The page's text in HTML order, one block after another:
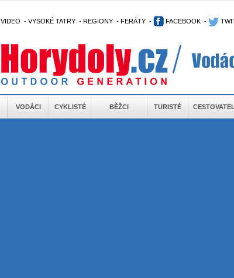
VIDEO - VYSOKÉ TATRY - REGIONY - FERÁTY - FACEBOOK -
VODÁCI CYKLISTÉ BĚŽCI TURISTÉ